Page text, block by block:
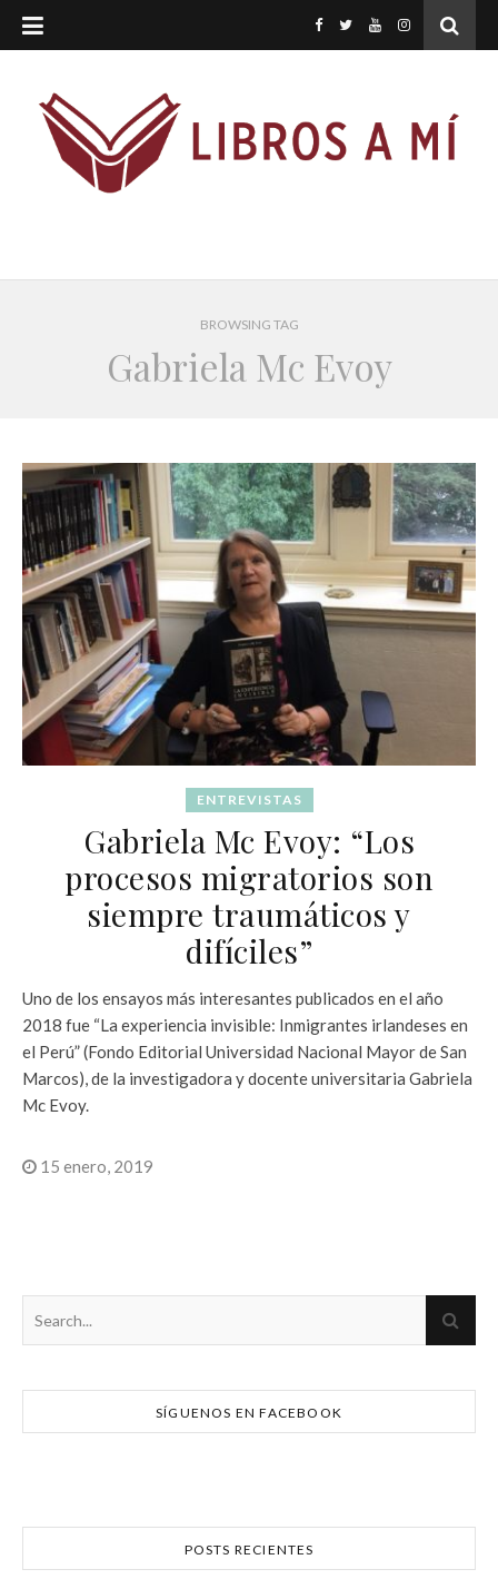
BROWSING TAG
Gabriela Mc Evoy
ENTREVISTAS
Gabriela Mc Evoy: “Los
procesos migratorios son
siempre traumáticos y
difíciles”
Uno de los ensayos más interesantes publicados en el año
2018 fue “La experiencia invisible: Inmigrantes irlandeses en
el Perú” (Fondo Editorial Universidad Nacional Mayor de San
Marcos), de la investigadora y docente universitaria Gabriela
Mc Evoy.
15 enero, 2019
SÍGUENOS EN FACEBOOK
POSTS RECIENTES